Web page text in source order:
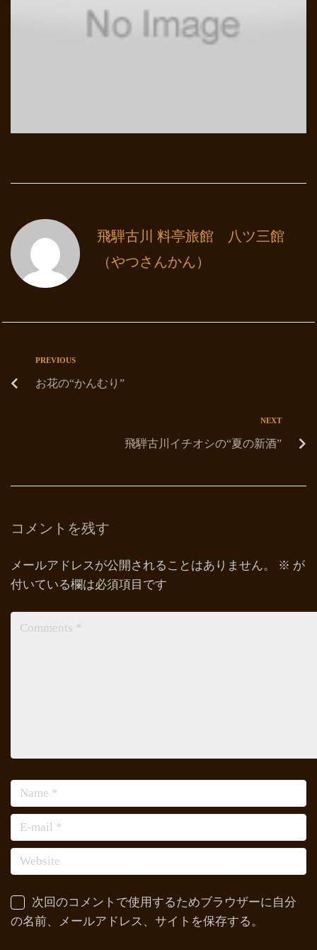
飛騨古川 料亭旅館 八ツ三館
（やつさんかん）
PREVIOUS
お花の“かんむり”
NEXT
飛騨古川イチオシの“夏の新酒”
コメントを残す
メールアドレスが公開されることはありません。 ※ が
付いている欄は必須項目です
次回のコメントで使用するためブラウザーに自分
の名前、メールアドレス、サイトを保存する。